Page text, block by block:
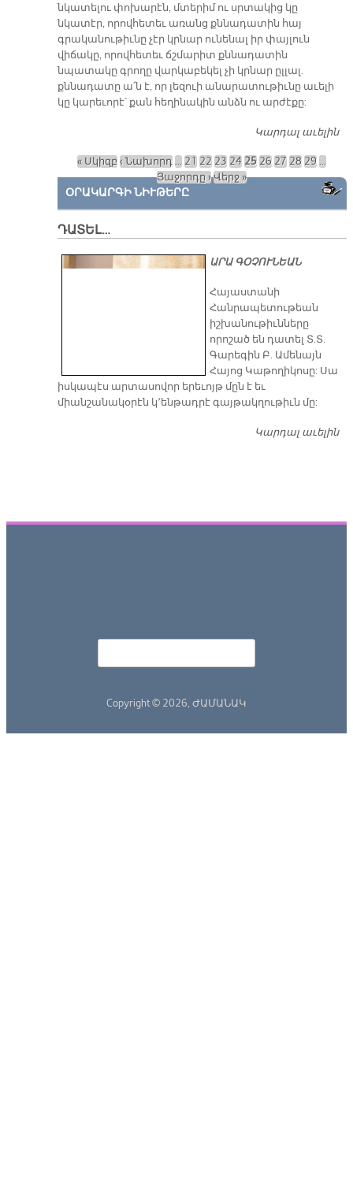
նկատելու փոխարէն, մտերիմ ու սրտակից կը
նկատէր, որովհետեւ առանց քննադատին հայ
գրականութիւնը չէր կրնար ունենալ իր փայլուն
վիճակը, որովհետեւ ճշմարիտ քննադատին
նպատակը գրողը վարկաբեկել չի կրնար ըլլալ.
քննադատը ա՛ն է, որ լեզուի անարատութիւնը աւելի
կը կարեւորէ՝ քան հեղինակին անձն ու արժէքը:
Կարդալ աւելին
Էջեր
« Սկիզբ ‹ Նախորդ … 21 22 23 24 25 26 27 28 29 …
Յաջորդը ›Վերջ »
ՕՐԱԿԱՐԳԻ ՆԻՒԹԵՐԸ
ԴԱՏԵԼ…
ԱՐԱ ԳՕՉՈՒՆԵԱՆ
​Հայաստանի
Հանրապետութեան
իշխանութիւնները
որոշած են դատել Տ.Տ.
Գարեգին Բ. Ամենայն
Հայոց Կաթողիկոսը: Սա
իսկապէս արտասովոր երեւոյթ մըն է եւ
միանշանակօրէն կ՚ենթադրէ գայթակղութիւն մը:
Կարդալ աւելին
Copyright © 2026, ԺԱՄԱՆԱԿ